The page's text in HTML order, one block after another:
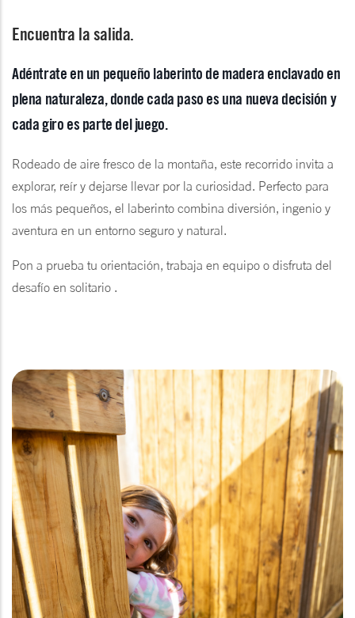
Encuentra la salida.
Adéntrate en un pequeño laberinto de madera enclavado en
plena naturaleza, donde cada paso es una nueva decisión y
cada giro es parte del juego.
Rodeado de aire fresco de la montaña, este recorrido invita a
explorar, reír y dejarse llevar por la curiosidad. Perfecto para
los más pequeños, el laberinto combina diversión, ingenio y
aventura en un entorno seguro y natural.
Pon a prueba tu orientación, trabaja en equipo o disfruta del
desafío en solitario .